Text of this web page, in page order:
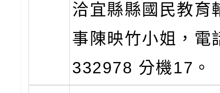
洽宜縣縣國民教育
事陳映竹小姐，電
332978 分機17。